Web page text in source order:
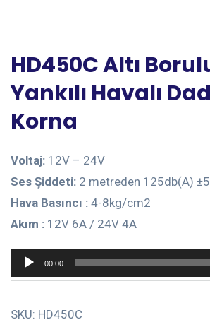
HD450C Altı
Yankılı Havalı
Korna
Voltaj: 12V – 24V
Ses Şiddeti: 2 metreden 125db(A)
Hava Basıncı : 4-8kg/cm2
Akım : 12V 6A / 24V 4A
Ses
oynatıcı
00:00
SKU: HD450C